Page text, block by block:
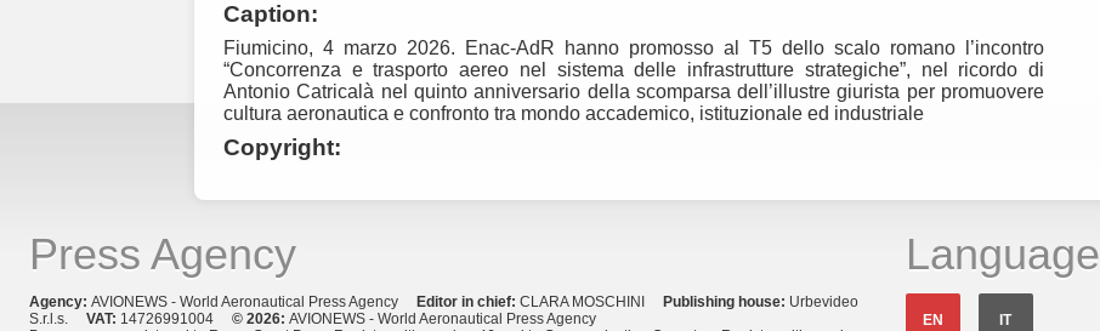
Caption:
Fiumicino, 4 marzo 2026. Enac-AdR hanno promosso al T5 dello scalo romano l’incontro
“Concorrenza e trasporto aereo nel sistema delle infrastrutture strategiche”, nel ricordo di
Antonio Catricalà nel quinto anniversario della scomparsa dell’illustre giurista per promuovere
cultura aeronautica e confronto tra mondo accademico, istituzionale ed industriale
Copyright:
Press Agency
Agency: AVIONEWS - World Aeronautical Press Agency Editor in chief: CLARA MOSCHINI Publishing house: Urbevideo
S.r.l.s. VAT: 14726991004 © 2026: AVIONEWS - World Aeronautical Press Agency
Language
EN IT